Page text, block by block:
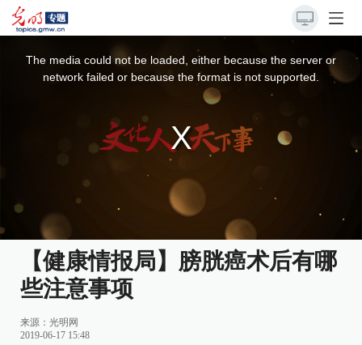
The media could not be loaded, either because the server or
network failed or because the format is not supported.
【健康情报局】膀胱癌术后有哪
些注意事项
来源：光明网
2019-06-17 15:48